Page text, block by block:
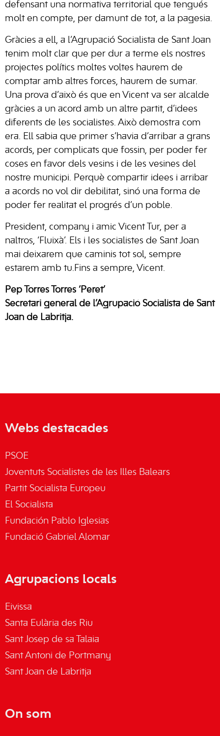
defensant una normativa territorial que tengués
molt en compte, per damunt de tot, a la pagesia.
Gràcies a ell, a l’Agrupació Socialista de Sant Joan
tenim molt clar que per dur a terme els nostres
projectes polítics moltes voltes haurem de
comptar amb altres forces, haurem de sumar.
Una prova d’això és que en Vicent va ser alcalde
gràcies a un acord amb un altre partit, d’idees
diferents de les socialistes. Això demostra com
era. Ell sabia que primer s’havia d’arribar a grans
acords, per complicats que fossin, per poder fer
coses en favor dels vesins i de les vesines del
nostre municipi. Perquè compartir idees i arribar
a acords no vol dir debilitat, sinó una forma de
poder fer realitat el progrés d’un poble.
President, company i amic Vicent Tur, per a
naltros, ‘Fluixà’. Els i les socialistes de Sant Joan
mai deixarem que caminis tot sol, sempre
estarem amb tu.Fins a sempre, Vicent.
Pep Torres Torres ‘Peret’
Secretari general de l’Agrupació Socialista de Sant
Joan de Labritja.
Webs destacades
PSOE
Joventuts Socialistes de les Illes Balears
Partit Socialista Europeu
El Socialista
Fundación Pablo Iglesias
Fundació Gabriel Alomar
Agrupacions locals
Eivissa
Santa Eulària des Riu
Sant Josep de sa Talaia
Sant Antoni de Portmany
Sant Joan de Labritja
On som